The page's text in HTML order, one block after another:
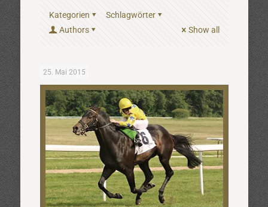
Kategorien
Schlagwörter
Authors
Show all
25. Mai 2015